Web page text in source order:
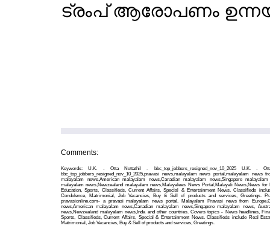
ട്രംപ് ആരോപണം
Comments:
Keywords: U.K. - Otta Nottathil - bbc_top_jobbers_resigned_nov_10_2025 U.K. -
bbc_top_jobbers_resigned_nov_10_2025,pravasi news,malayalam news portal,malayalam news
malayalam news,American malayalam news,Canadian malayalam news,Singapore malayalam
malayalam news,Newzealand malayalam news,Malayalees News Portal,Malayali News,News for
Education, Sports, Classifieds, Current Affairs, Special & Entertainment News. Classifieds
Condolence, Matrimonial, Job Vacancies, Buy & Sell of products and services, Greetings.
pravasionline.com- a pravasi malayalam news portal. Malayalam Pravasi news from
news,American malayalam news,Canadian malayalam news,Singapore malayalam news,
news,Newzealand malayalam news,Inda and other countries. Covers topics - News headlines,
Sports, Classifieds, Current Affairs, Special & Entertainment News. Classifieds include Real
Matrimonial, Job Vacancies, Buy & Sell of products and services, Greetings.